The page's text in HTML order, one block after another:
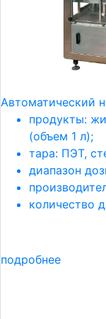
Автоматический
продукты:
(объем 1 л);
тара: ПЭТ,
диапазон
количество
подробнее